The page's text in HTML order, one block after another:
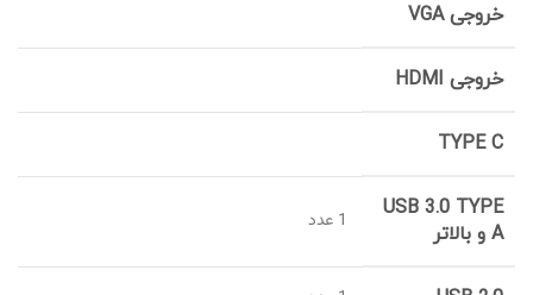
خروجی VGA
خروجی HDMI
TYPE C
USB 3.0 TYPE
A و بالاتر
1 عدد